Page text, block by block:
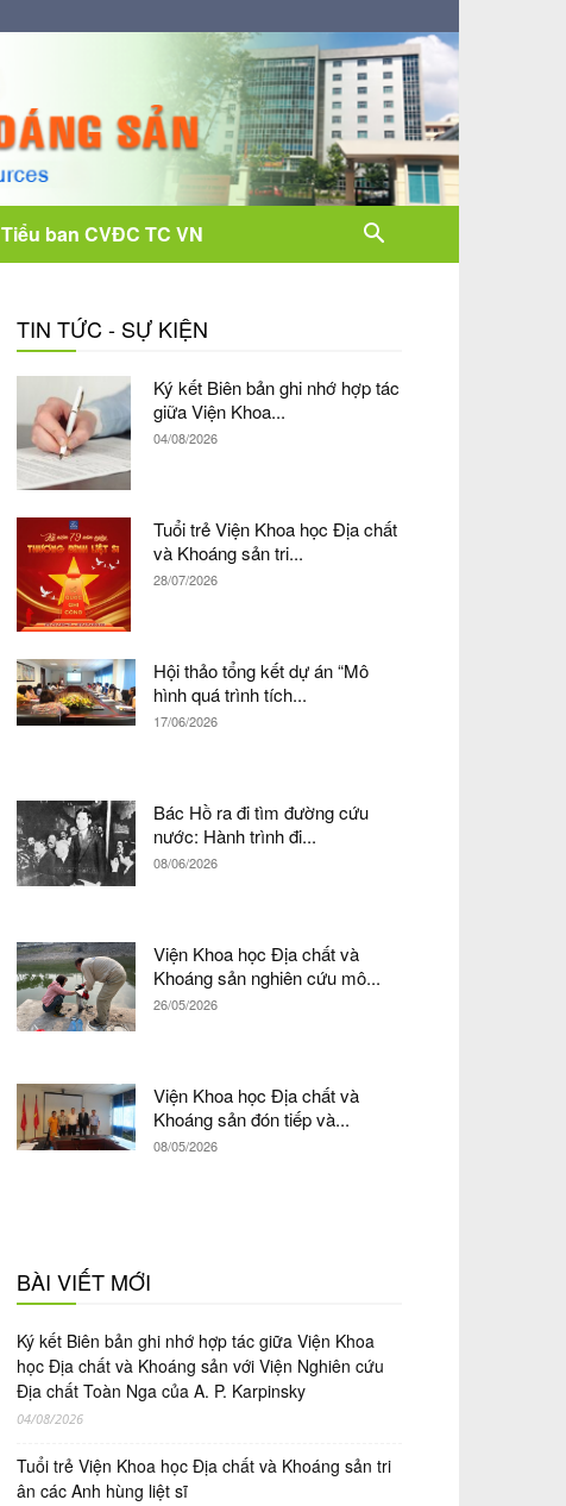
Tiểu ban CVĐC TC VN
TIN TỨC - SỰ KIỆN
Ký kết Biên bản ghi nhớ hợp tác
giữa Viện Khoa...
04/08/2026
Tuổi trẻ Viện Khoa học Địa chất
và Khoáng sản tri...
28/07/2026
Hội thảo tổng kết dự án “Mô
hình quá trình tích...
17/06/2026
Bác Hồ ra đi tìm đường cứu
nước: Hành trình đi...
08/06/2026
Viện Khoa học Địa chất và
Khoáng sản nghiên cứu mô...
26/05/2026
Viện Khoa học Địa chất và
Khoáng sản đón tiếp và...
08/05/2026
BÀI VIẾT MỚI
Ký kết Biên bản ghi nhớ hợp tác giữa Viện Khoa
học Địa chất và Khoáng sản với Viện Nghiên cứu
Địa chất Toàn Nga của A. P. Karpinsky
04/08/2026
Tuổi trẻ Viện Khoa học Địa chất và Khoáng sản tri
ân các Anh hùng liệt sĩ